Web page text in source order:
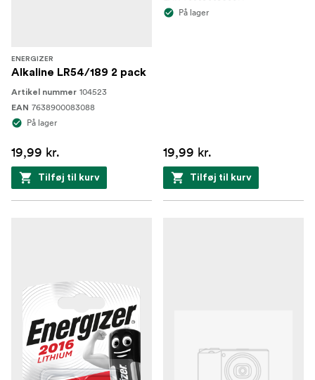
ENERGIZER
Alkaline LR54/189 2 pack
Artikel nummer 104523
EAN 7638900083088
På lager
19,99 kr.
Tilføj til kurv
På lager
19,99 kr.
Tilføj til kurv